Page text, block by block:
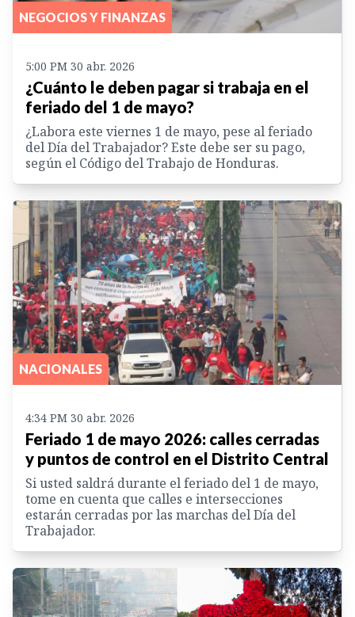
NEGOCIOS Y FINANZAS
5:00 PM 30 abr. 2026
¿Cuánto le deben pagar si trabaja en el
feriado del 1 de mayo?
¿Labora este viernes 1 de mayo, pese al feriado
del Día del Trabajador? Este debe ser su pago,
según el Código del Trabajo de Honduras.
NACIONALES
4:34 PM 30 abr. 2026
Feriado 1 de mayo 2026: calles cerradas
y puntos de control en el Distrito Central
Si usted saldrá durante el feriado del 1 de mayo,
tome en cuenta que calles e intersecciones
estarán cerradas por las marchas del Día del
Trabajador.